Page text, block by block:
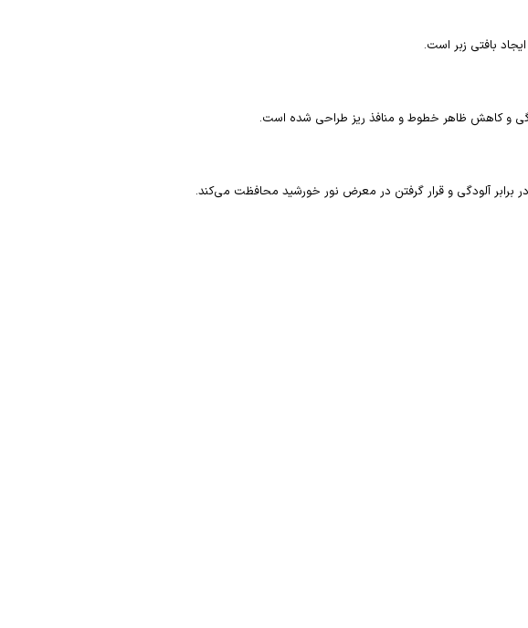
بافتی زبر است.
و کاهش ظاهر خطوط و منافذ ریز طراحی شده است.
برابر آلودگی و قرار گرفتن در معرض نور خورشید محافظت می‌کند.